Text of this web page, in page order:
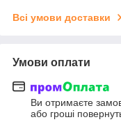
Всі умови доставки
Умови оплати
Ви отримаєте
або гроші